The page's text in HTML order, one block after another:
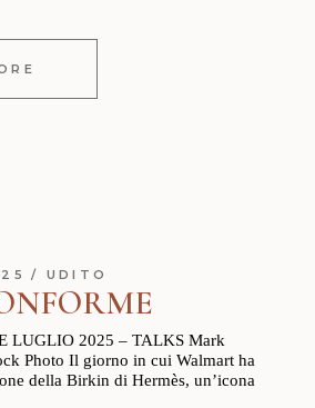
UDITO
LUGLIO 2025 – TALKS Mark
Photo Il giorno in cui Walmart ha
della Birkin di Hermès, un’icona